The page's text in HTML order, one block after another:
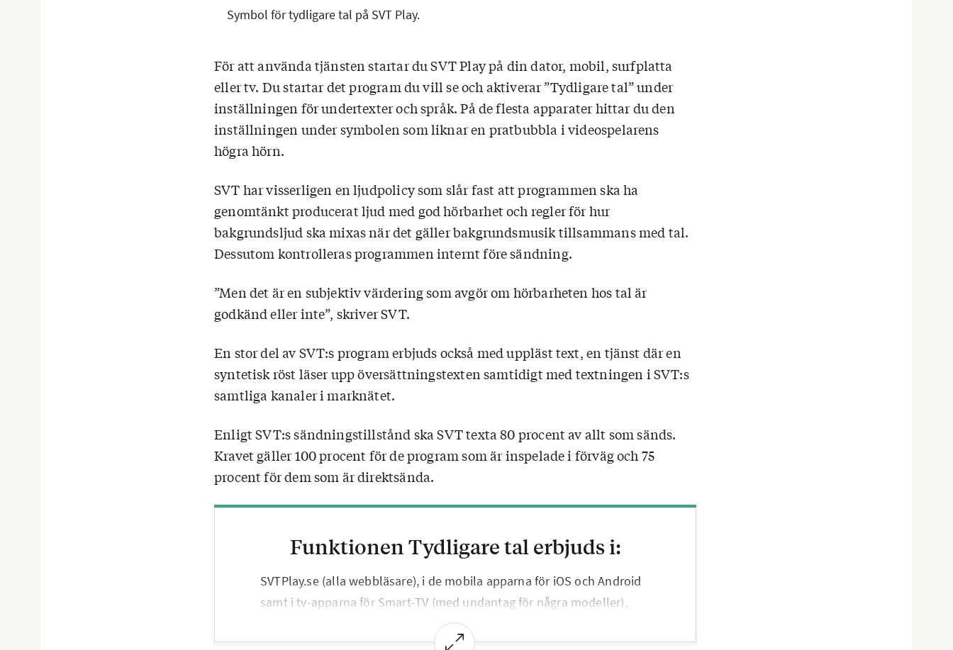
Symbol för tydligare tal på SVT Play.
För att använda tjänsten startar du SVT Play på din dator, mobil, surfplatta
eller tv. Du startar det program du vill se och aktiverar ”Tydligare tal” under
inställningen för undertexter och språk. På de flesta apparater hittar du den
inställningen under symbolen som liknar en pratbubbla i videospelarens
högra hörn.
SVT har visserligen en ljudpolicy som slår fast att programmen ska ha
genomtänkt producerat ljud med god hörbarhet och regler för hur
bakgrundsljud ska mixas när det gäller bakgrundsmusik tillsammans med tal.
Dessutom kontrolleras programmen internt före sändning.
”Men det är en subjektiv värdering som avgör om hörbarheten hos tal är
godkänd eller inte”, skriver SVT.
En stor del av SVT:s program erbjuds också med uppläst text, en tjänst där en
syntetisk röst läser upp översättningstexten samtidigt med textningen i SVT:s
samtliga kanaler i marknätet.
Enligt SVT:s sändningstillstånd ska SVT texta 80 procent av allt som sänds.
Kravet gäller 100 procent för de program som är inspelade i förväg och 75
procent för dem som är direktsända.
Funktionen Tydligare tal erbjuds i:
SVTPlay.se (alla webbläsare), i de mobila apparna för iOS och Android
samt i tv-apparna för Smart-TV (med undantag för några modeller),